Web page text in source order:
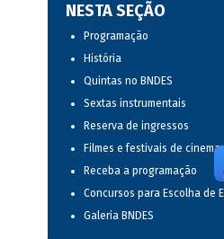
NESTA SEÇÃO
Programação
História
Quintas no BNDES
Sextas instrumentais
Reserva de ingressos
Filmes e festivais de cinema
Receba a programação
Concursos para Escolha de
Galeria BNDES